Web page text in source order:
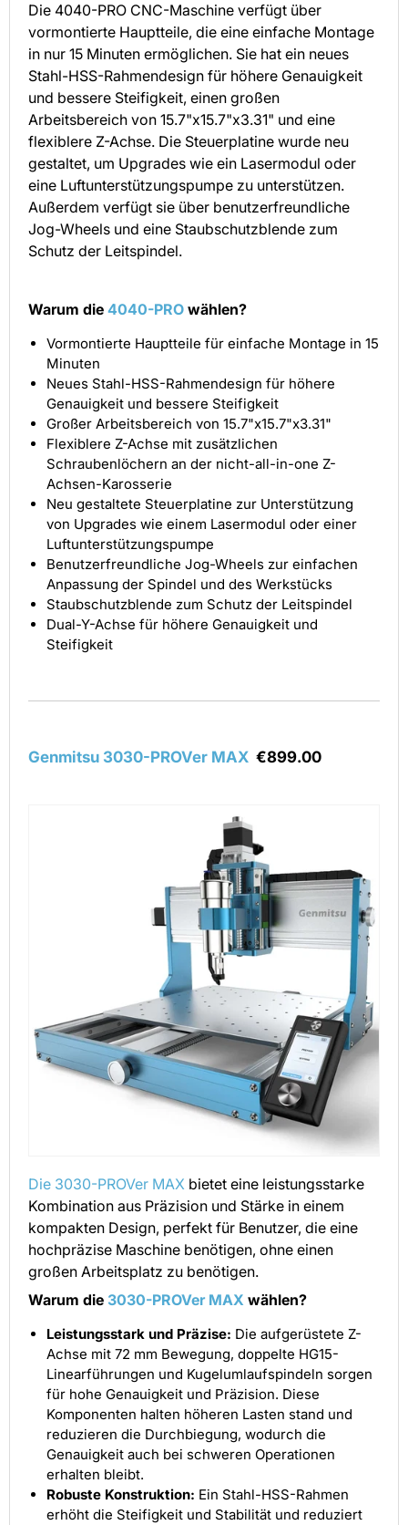
Die 4040-PRO CNC-Maschine verfügt über
vormontierte Hauptteile, die eine einfache Montage
in nur 15 Minuten ermöglichen. Sie hat ein neues
Stahl-HSS-Rahmendesign für höhere Genauigkeit
und bessere Steifigkeit, einen großen
Arbeitsbereich von 15.7"x15.7"x3.31" und eine
flexiblere Z-Achse. Die Steuerplatine wurde neu
gestaltet, um Upgrades wie ein Lasermodul oder
eine Luftunterstützungspumpe zu unterstützen.
Außerdem verfügt sie über benutzerfreundliche
Jog-Wheels und eine Staubschutzblende zum
Schutz der Leitspindel.
Warum die 4040-PRO wählen?
Vormontierte Hauptteile für einfache Montage in 15
Minuten
Neues Stahl-HSS-Rahmendesign für höhere
Genauigkeit und bessere Steifigkeit
Großer Arbeitsbereich von 15.7"x15.7"x3.31"
Flexiblere Z-Achse mit zusätzlichen
Schraubenlöchern an der nicht-all-in-one Z-
Achsen-Karosserie
Neu gestaltete Steuerplatine zur Unterstützung
von Upgrades wie einem Lasermodul oder einer
Luftunterstützungspumpe
Benutzerfreundliche Jog-Wheels zur einfachen
Anpassung der Spindel und des Werkstücks
Staubschutzblende zum Schutz der Leitspindel
Dual-Y-Achse für höhere Genauigkeit und
Steifigkeit
Genmitsu 3030-PROVer MAX €899.00
Die 3030-PROVer MAX bietet eine leistungsstarke
Kombination aus Präzision und Stärke in einem
kompakten Design, perfekt für Benutzer, die eine
hochpräzise Maschine benötigen, ohne einen
großen Arbeitsplatz zu benötigen.
Warum die 3030-PROVer MAX wählen?
Leistungsstark und Präzise: Die aufgerüstete Z-
Achse mit 72 mm Bewegung, doppelte HG15-
Linearführungen und Kugelumlaufspindeln sorgen
für hohe Genauigkeit und Präzision. Diese
Komponenten halten höheren Lasten stand und
reduzieren die Durchbiegung, wodurch die
Genauigkeit auch bei schweren Operationen
erhalten bleibt.
Robuste Konstruktion: Ein Stahl-HSS-Rahmen
erhöht die Steifigkeit und Stabilität und reduziert